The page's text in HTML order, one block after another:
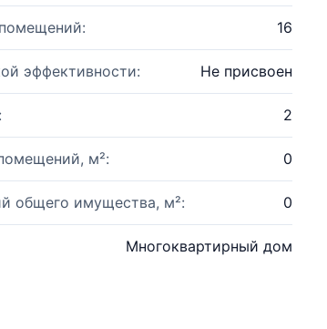
16
эффективности: Не присвоен
2
м²: 0
общего имущества, м²: 0
Многоквартирный дом